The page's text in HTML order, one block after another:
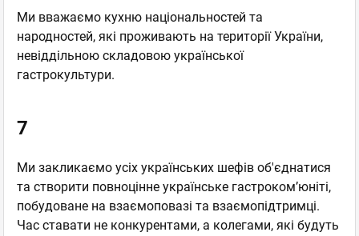
Ми вважаємо кухню національностей та
народностей, які проживають на території України,
невіддільною складовою української
гастрокультури.
7
Ми закликаємо усіх українських шефів об'єднатися
та створити повноцінне українське гастроком’юніті,
побудоване на взаємоповазі та взаємопідтримці.
Час ставати не конкурентами, а колегами, які будуть